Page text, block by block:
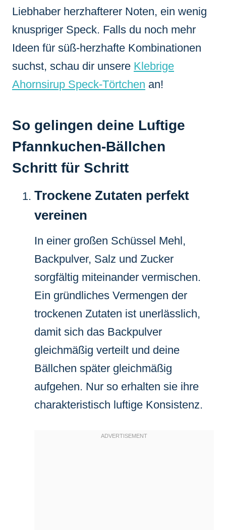
Liebhaber herzhafterer Noten, ein wenig
knuspriger Speck. Falls du noch mehr
Ideen für süß-herzhafte Kombinationen
suchst, schau dir unsere Klebrige
Ahornsirup Speck-Törtchen an!
So gelingen deine Luftige
Pfannkuchen-Bällchen
Schritt für Schritt
Trockene Zutaten perfekt
vereinen
In einer großen Schüssel Mehl,
Backpulver, Salz und Zucker
sorgfältig miteinander vermischen.
Ein gründliches Vermengen der
trockenen Zutaten ist unerlässlich,
damit sich das Backpulver
gleichmäßig verteilt und deine
Bällchen später gleichmäßig
aufgehen. Nur so erhalten sie ihre
charakteristisch luftige Konsistenz.